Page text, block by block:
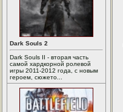
Dark Souls 2
Dark Souls II - вторая часть
самой хардкорной ролевой
игры 2011-2012 года, с новым
героем, сюжето...